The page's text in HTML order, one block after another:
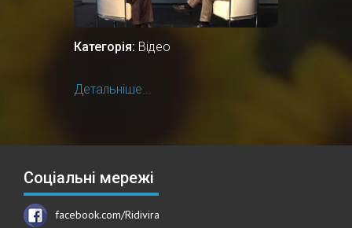
Категорія: Відео
Детальніше...
Соціальні мережі
facebook.com/Ridivira